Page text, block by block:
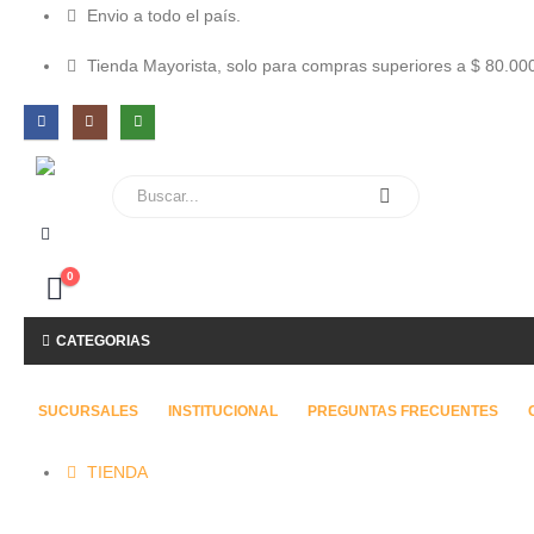
Envio a todo el país.
Tienda Mayorista, solo para compras superiores a $
0
CATEGORIAS
SUCURSALES INSTITUCIONAL PREGUNTAS FRECUENTES
TIENDA